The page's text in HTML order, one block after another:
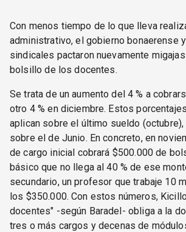
Con menos tiempo de lo que lleva
administrativo, el gobierno bonaerense
sindicales pactaron nuevamente
bolsillo de los docentes.
Se trata de un aumento del 4 % a
otro 4 % en diciembre. Estos
aplican sobre el último sueldo
sobre el de Junio. En concreto, en
de cargo inicial cobrará $500.000 de
básico que no llega al 40 % de ese
secundario, un profesor que trabaje 10
los $350.000. Con estos números,
docentes" -según Baradel- obliga a la
tres o más cargos y decenas de